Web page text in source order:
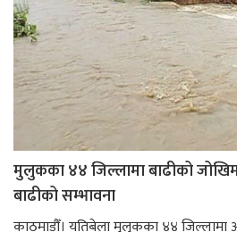
मुलुकका ४४ जिल्लामा बाढीको
बाढीको सम्भावना
काठमाडौँ। यतिबेला मुलुकका ४४